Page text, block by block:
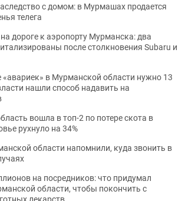
с домом: в Мурмашах продается
телега
дороге к аэропорту Мурманска: два
после столкновения Subaru и
«авариек» в Мурманской области нужно 13
нашли способ надавить на
вошла в топ-2 по потере скота в
рухнуло на 34%
области напомнили, куда звонить в
на посредников: что придумал
области, чтобы покончить с